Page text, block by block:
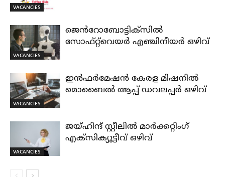
VACANCIES
VACANCIES
ജെൻറോബോട്ടിക്സിൽ
സോഫ്റ്റ്‌വെയർ എഞ്ചിനീയർ ഒഴിവ്
VACANCIES
ഇൻഫർമേഷൻ കേരള മിഷനിൽ
മൊബൈൽ ആപ്പ് ഡവലപ്പർ ഒഴിവ്
VACANCIES
ജയ്‌ഹിന്ദ്‌ സ്റ്റീലിൽ മാർക്കറ്റിംഗ്
എക്സിക്യൂട്ടീവ് ഒഴിവ്